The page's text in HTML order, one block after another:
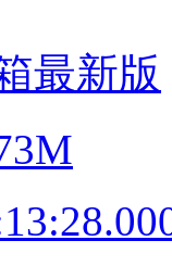
最新版